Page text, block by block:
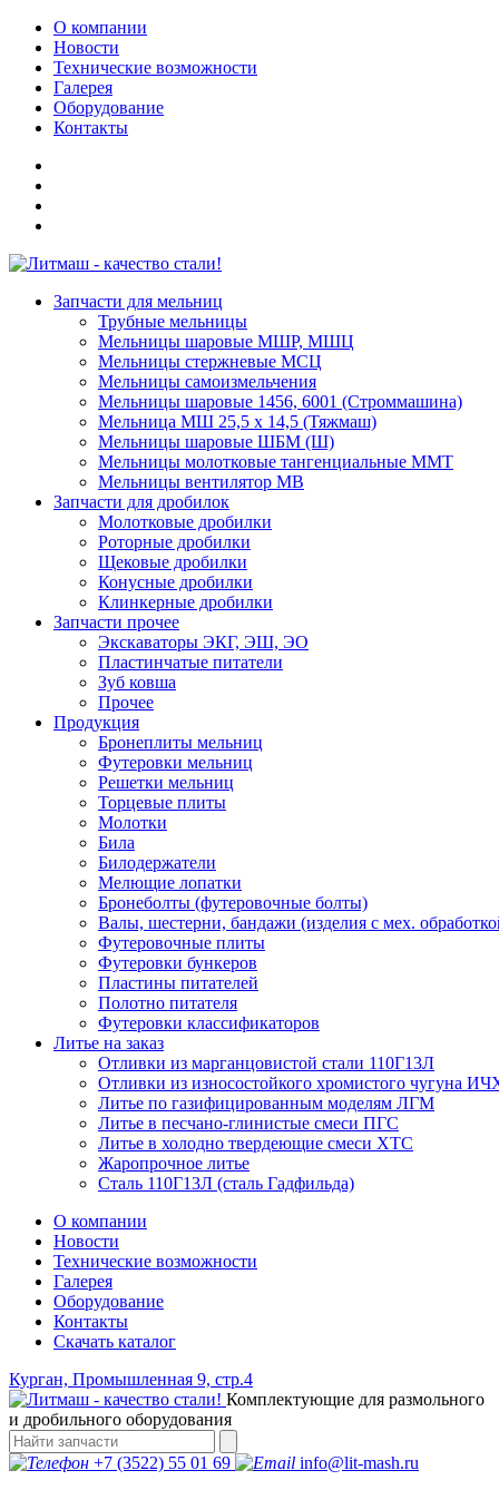
О компании
Новости
Технические возможности
Галерея
Оборудование
Контакты
Запчасти для мельниц
Трубные мельницы
Мельницы шаровые МШР, МШЦ
Мельницы стержневые МСЦ
Мельницы самоизмельчения
Мельницы шаровые 1456, 6001 (Строммашина)
Мельница МШ 25,5 х 14,5 (Тяжмаш)
Мельницы шаровые ШБМ (Ш)
Мельницы молотковые тангенциальные ММТ
Мельницы вентилятор МВ
Запчасти для дробилок
Молотковые дробилки
Роторные дробилки
Щековые дробилки
Конусные дробилки
Клинкерные дробилки
Запчасти прочее
Экскаваторы ЭКГ, ЭШ, ЭО
Пластинчатые питатели
Зуб ковша
Прочее
Продукция
Бронеплиты мельниц
Футеровки мельниц
Решетки мельниц
Торцевые плиты
Молотки
Била
Билодержатели
Мелющие лопатки
Бронеболты (футеровочные болты)
Валы, шестерни, бандажи (изделия с мех.
Футеровочные плиты
Футеровки бункеров
Пластины питателей
Полотно питателя
Футеровки классификаторов
Литье на заказ
Отливки из марганцовистой стали 110Г13Л
Отливки из износостойкого хромистого чугуна
Литье по газифицированным моделям ЛГМ
Литье в песчано-глинистые смеси ПГС
Литье в холодно твердеющие смеси ХТС
Жаропрочное литье
Сталь 110Г13Л (сталь Гадфильда)
О компании
Новости
Технические возможности
Галерея
Оборудование
Контакты
Скачать каталог
Курган, Промышленная 9, стр.4
Комплектующие для размольного
и дробильного оборудования
+7 (3522) 55 01 69
info@lit-mash.ru